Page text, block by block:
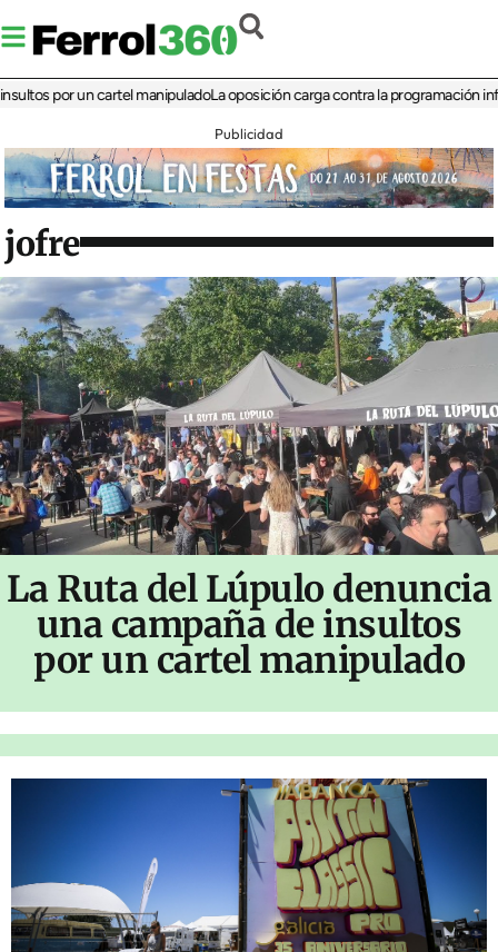
por un cartel manipuladoLa oposición carga contra la programación infantil
Publicidad
jofre
La Ruta del Lúpulo denuncia
una campaña de insultos
por un cartel manipulado